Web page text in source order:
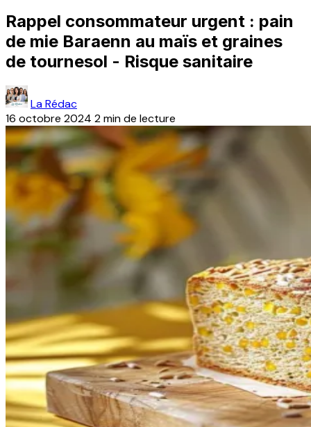
Rappel consommateur urgent : pain
de mie Baraenn au maïs et graines
de tournesol - Risque sanitaire
La Rédac
16 octobre 2024 2 min de lecture